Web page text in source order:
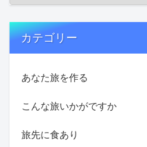
カテゴリー
あなた旅を作る
こんな旅いかがですか
旅先に食あり